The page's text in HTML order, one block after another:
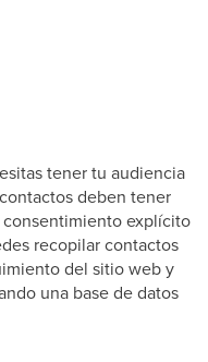
tener tu audiencia
deben tener
explícito
recopilar contactos
del sitio web y
una base de datos